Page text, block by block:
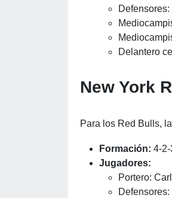
Delantero
New York
Para los Red Bulls,
Formación: 4-2-
Jugadores:
Portero: